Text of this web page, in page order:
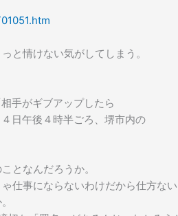
と情けない気がしてしまう。
手がギブアップしたら
日午後４時半ごろ、堺市内の
となんだろうか。
仕事にならないわけだから仕方な